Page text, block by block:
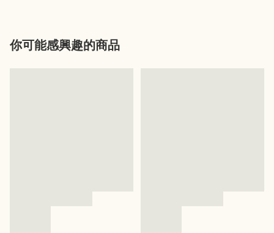
你可能感興趣的商品